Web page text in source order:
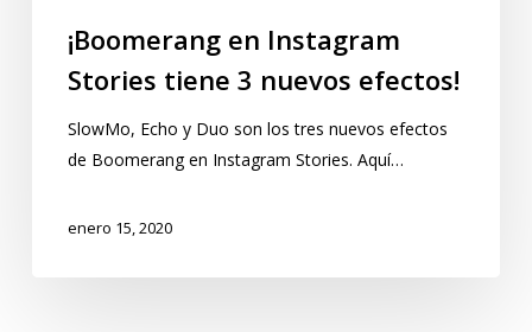
¡Boomerang en Instagram
Stories tiene 3 nuevos efectos!
SlowMo, Echo y Duo son los tres nuevos efectos
de Boomerang en Instagram Stories. Aquí…
enero 15, 2020